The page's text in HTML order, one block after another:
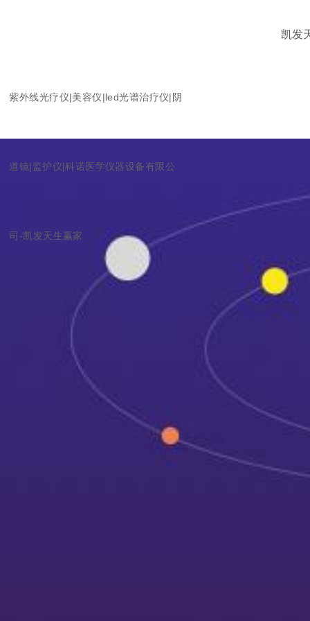
紫外线光疗仪|美容仪|led光谱治疗仪|阴
道镜|监护仪|科诺医学仪器设备有限公
司-凯发天生赢家
凯发